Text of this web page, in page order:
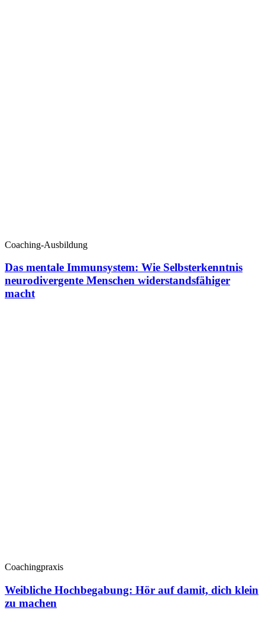
Coaching-Ausbildung
Das mentale Immunsystem: Wie Selbsterkenntnis
neurodivergente Menschen widerstandsfähiger
macht
Coachingpraxis
Weibliche Hochbegabung: Hör auf damit, dich klein
zu machen